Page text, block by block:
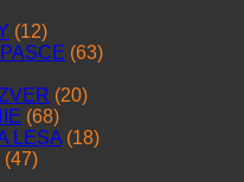
(12)
(63)
(20)
(68)
LESA (18)
(47)